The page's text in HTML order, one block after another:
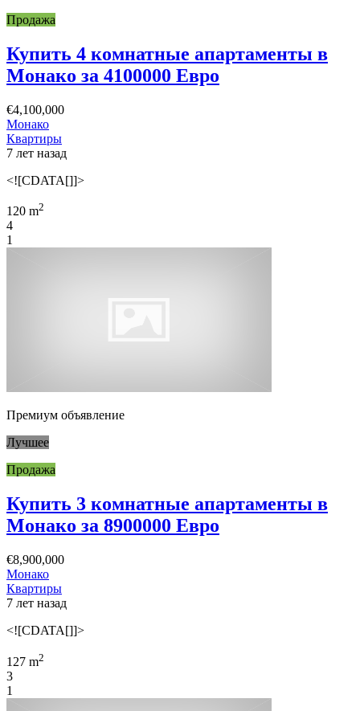
Продажа
Купить 4 комнатные апартаменты в
Монако за 4100000 Евро
€4,100,000
Монако
Квартиры
7 лет назад
<![CDATA[]]>
120 m2
4
1
Премиум объявление
Лучшее
Продажа
Купить 3 комнатные апартаменты в
Монако за 8900000 Евро
€8,900,000
Монако
Квартиры
7 лет назад
<![CDATA[]]>
127 m2
3
1